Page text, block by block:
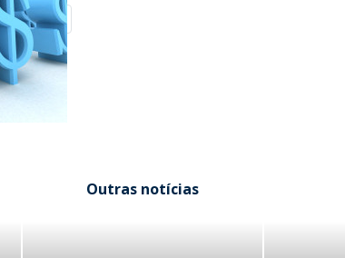
Outras notícias